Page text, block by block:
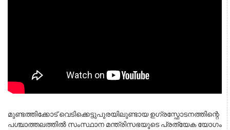
മുണ്ടത്തിക്കോട് വെടിക്കെട്ടുപുരയിലുണ്ടായ ഉഗ്രസ്ഫോടനത്തിന്റെ
പശ്ചാത്തലത്തിൽ സംസ്ഥാന മന്ത്രിസഭയുടെ പ്രത്യേക യോഗം